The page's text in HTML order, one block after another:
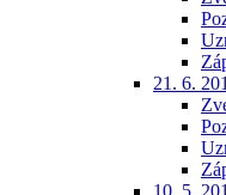
21. 6.
10. 5.